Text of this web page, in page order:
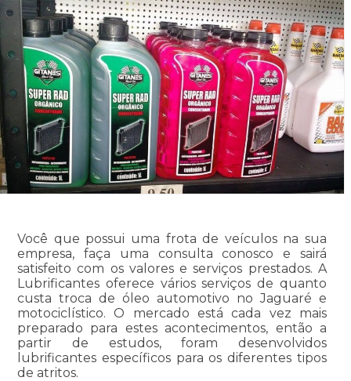
Você que possui uma frota de veículos na sua
empresa, faça uma consulta conosco e sairá
satisfeito com os valores e serviços prestados. A
Lubrificantes oferece vários serviços de quanto
custa troca de óleo automotivo no Jaguaré e
motociclístico. O mercado está cada vez mais
preparado para estes acontecimentos, então a
partir de estudos, foram desenvolvidos
lubrificantes específicos para os diferentes tipos
de atritos.